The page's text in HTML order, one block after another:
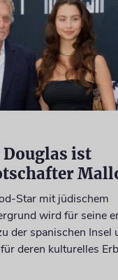
ist
Star mit jüdischem
wird für seine
der spanischen Insel
deren kulturelles